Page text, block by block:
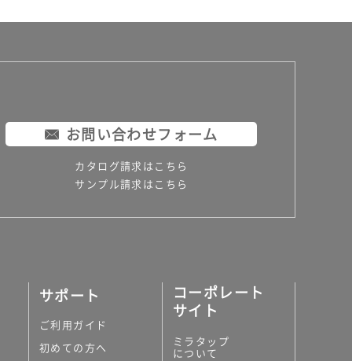
お問い合わせフォーム
カタログ請求はこちら
サンプル請求はこちら
サポート
ご利用ガイド
初めての方へ
コーポレート
サイト
ミラタップ
について